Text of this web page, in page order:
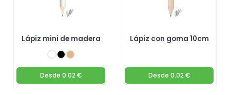
Lápiz mini de madera
Desde 0.02 €
Lápiz con goma 10cm
Desde 0.02 €